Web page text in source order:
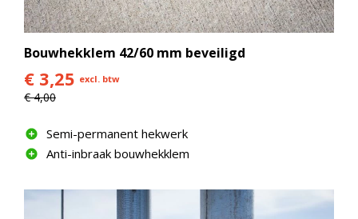
Bouwhekklem 42/60 mm beveiligd
€ 3,25 excl. btw
€ 4,00
Semi-permanent hekwerk
Anti-inbraak bouwhekklem